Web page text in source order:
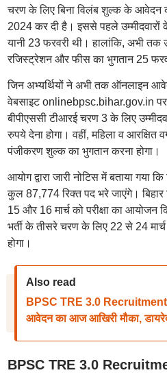
चरण के लिए बिना विलंब शुल्क के आवेदन
2024 कर दी है। इससे पहले
यानी 23 फरवरी थी। हालांकि, अभी तक
रजिस्ट्रेशन और फीस का भुगतान 25
जिन अभ्यर्थियों ने अभी तक ऑनलाइन
वेबसाइट onlinebpsc.bihar.gov.in
बीपीएससी टीआरई चरण 3 के लिए
रुपये देना होगा। वहीं, महिला व
पंजीकरण शुल्क का भुगतान करना होगा।
आयोग द्वारा जारी नोटिस में बताया गया
कुल 87,774 रिक्त पद भरे जाएंगे। बिहार
15 और 16 मार्च को परीक्षा का आयोजन
भर्ती के तीसरे चरण के लिए 22 से 24 मार्च
होगा।
Also read
BPSC TRE 3.0 Recruitment
आवेदन का आज आखिरी मौका,
BPSC TRE 3.0